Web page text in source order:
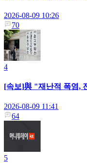
2026-08-09 10:26
70
4
[속보]與 "재난적 폭염,
2026-08-09 11:41
64
5